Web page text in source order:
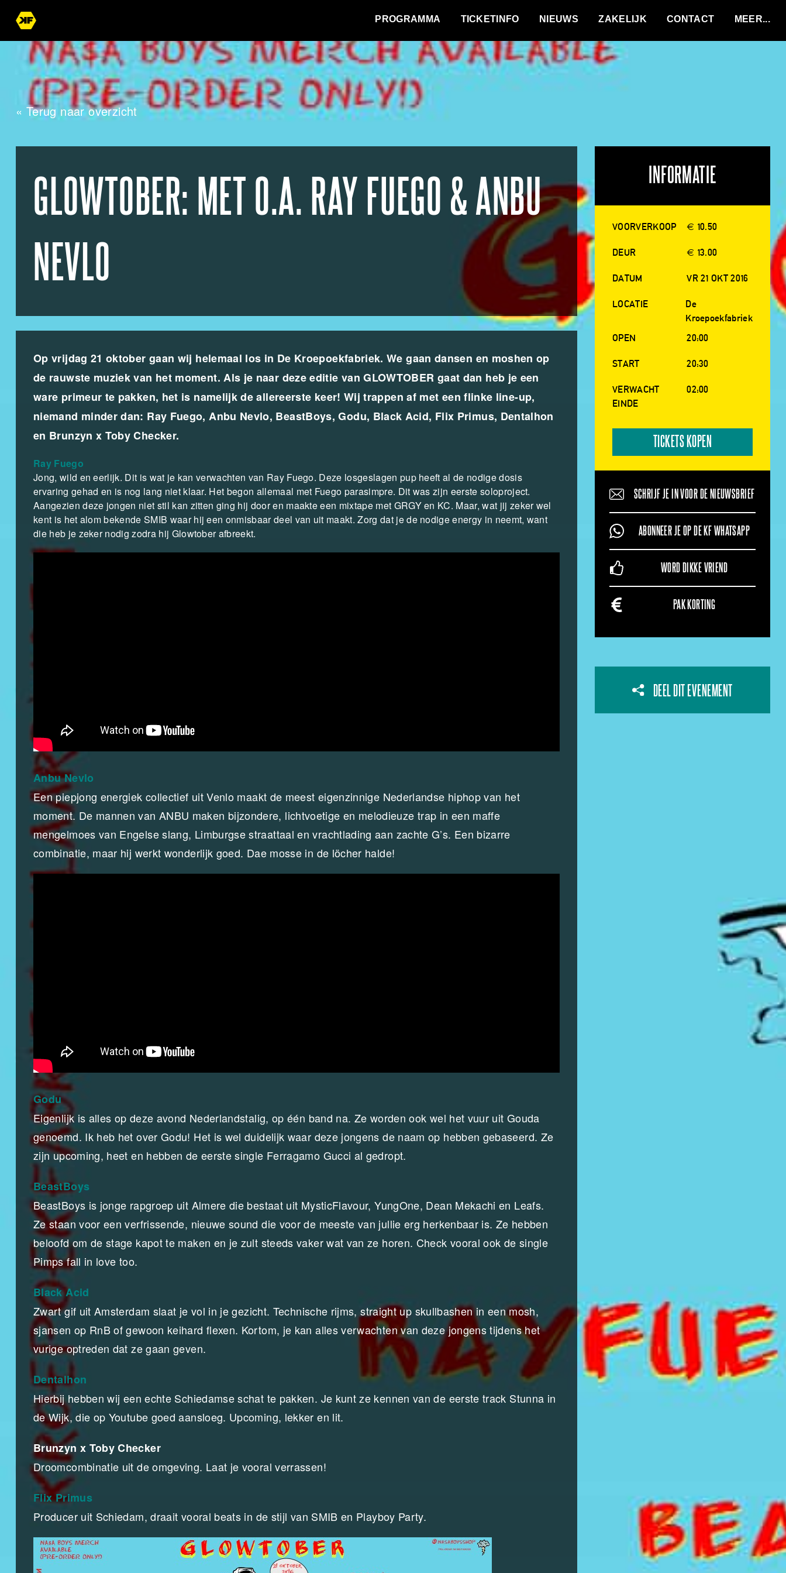
PROGRAMMA TICKETINFO NIEUWS ZAKELIJK CONTACT
« Terug naar overzicht
GLOWTOBER: MET O.A. RAY FUEGO & ANBU
NEVLO
Op vrijdag 21 oktober gaan wij helemaal los in De Kroepoekfabriek. We gaan dansen en moshen op
de rauwste muziek van het moment. Als je naar deze editie van GLOWTOBER gaat dan heb je een
ware primeur te pakken, het is namelijk de allereerste keer! Wij trappen af met een flinke line-up,
niemand minder dan: Ray Fuego, Anbu Nevlo, BeastBoys, Godu, Black Acid, Flix Primus, Dentalhon
en Brunzyn x Toby Checker.
Ray Fuego
Jong, wild en eerlijk. Dit is wat je kan verwachten van Ray Fuego. Deze losgeslagen pup heeft al de nodige dosis
ervaring gehad en is nog lang niet klaar. Het begon allemaal met Fuego parasimpre. Dit was zijn eerste soloproject.
Aangezien deze jongen niet stil kan zitten ging hij door en maakte een mixtape met GRGY en KC. Maar, wat jij zeker wel
kent is het alom bekende SMIB waar hij een onmisbaar deel van uit maakt. Zorg dat je de nodige energy in neemt, want
die heb je zeker nodig zodra hij Glowtober afbreekt.
Anbu Nevlo
Een piepjong energiek collectief uit Venlo maakt de meest eigenzinnige Nederlandse hiphop van het
moment. De mannen van ANBU maken bijzondere, lichtvoetige en melodieuze trap in een maffe
mengelmoes van Engelse slang, Limburgse straattaal en vrachtlading aan zachte G’s. Een bizarre
combinatie, maar hij werkt wonderlijk goed. Dae mosse in de löcher halde!
Godu
Eigenlijk is alles op deze avond Nederlandstalig, op één band na. Ze worden ook wel het vuur uit Gouda
genoemd. Ik heb het over Godu! Het is wel duidelijk waar deze jongens de naam op hebben gebaseerd. Ze
zijn upcoming, heet en hebben de eerste single Ferragamo Gucci al gedropt.
BeastBoys
BeastBoys is jonge rapgroep uit Almere die bestaat uit MysticFlavour, YungOne, Dean Mekachi en Leafs.
Ze staan voor een verfrissende, nieuwe sound die voor de meeste van jullie erg herkenbaar is. Ze hebben
beloofd om de stage kapot te maken en je zult steeds vaker wat van ze horen. Check vooral ook de single
Pimps fall in love too.
Black Acid
Zwart gif uit Amsterdam slaat je vol in je gezicht. Technische rijms, straight up skullbashen in een mosh,
sjansen op RnB of gewoon keihard flexen. Kortom, je kan alles verwachten van deze jongens tijdens het
vurige optreden dat ze gaan geven.
Dentalhon
Hierbij hebben wij een echte Schiedamse schat te pakken. Je kunt ze kennen van de eerste track Stunna in
de Wijk, die op Youtube goed aansloeg. Upcoming, lekker en lit.
Brunzyn x Toby Checker
Droomcombinatie uit de omgeving. Laat je vooral verrassen!
Flix Primus
Producer uit Schiedam, draait vooral beats in de stijl van SMIB en Playboy Party.
INFORMATIE
VOORVERKOOP € 10.50
DEUR € 13.00
DATUM VR 21 OKT 2016
LOCATIE
De
Kroepoekfabriek
OPEN
20:00
START 20:30
VERWACHT
EINDE
02:00
TICKETS KOPEN
SCHRIJF JE IN VOOR DE NIEUWSBRIEF
ABONNEER JE OP DE KF WHATSAPP
WORD DIKKE VRIEND
PAK KORTING
DEEL DIT EVENEMENT